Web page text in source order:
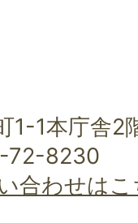
1-1本庁舎2
72-8230
合わせは